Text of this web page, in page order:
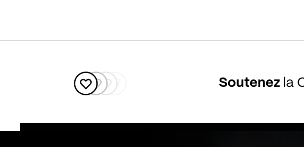
Soutenezla